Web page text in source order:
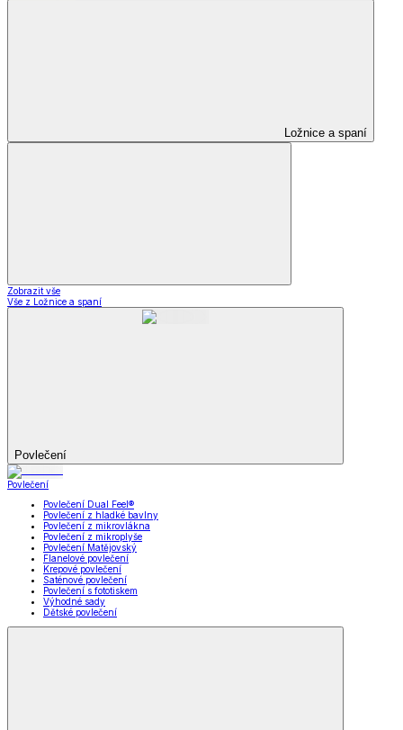
Ložnice a spaní
Zobrazit vše
Vše z Ložnice a spaní
Povlečení
Povlečení
Povlečení Dual Feel®
Povlečení z hladké bavlny
Povlečení z mikrovlákna
Povlečení z mikroplyše
Povlečení Matějovský
Flanelové povlečení
Krepové povlečení
Saténové povlečení
Povlečení s fototiskem
Výhodné sady
Dětské povlečení